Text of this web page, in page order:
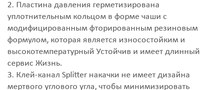
2. Пластина давления герметизирована
уплотнительным кольцом в форме чаши с
модифицированным фторированным резиновым
формулом, которая является износостойким и
высокотемпературный Устойчив и имеет длинный
сервис Жизнь.
3. Клей-канал Splitter накачки не имеет дизайна
мертвого углового угла, чтобы минимизировать